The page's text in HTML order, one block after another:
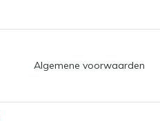
Algemene voorwaarden